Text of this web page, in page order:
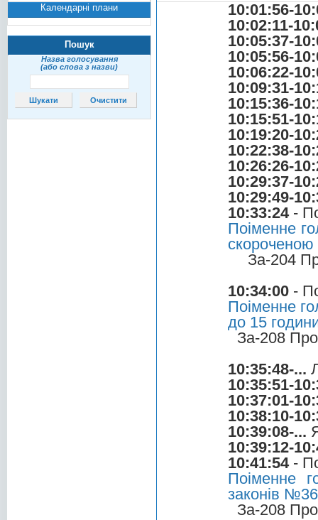
Календарні плани
Пошук
Назва голосування
(або слова з назви)
10:01:56-
10:02:11-
10:05:37-
10:05:56-
10:06:22-
10:09:31-
10:15:36-
10:15:51-
10:19:20-
10:22:38-
10:26:26-
10:29:37-
10:29:49-
10:33:24-
Поіменне
За-204
10:34:00 -
Поіменне
до 15
За-208
10:35:48-...
10:35:51-
10:37:01-
10:38:10-
10:39:08-...
10:39:12-
10:41:54-
Поіменне
законів
За-208